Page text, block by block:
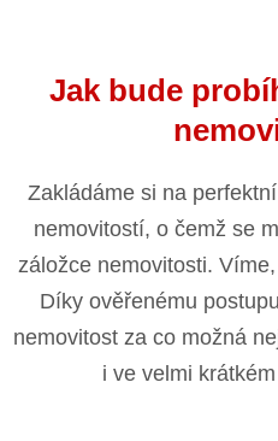
Jak bude
Zakládáme si na
nemovitostí, o čemž se
záložce nemovitosti.
Díky ověřenému
nemovitost za co možná
i ve velmi